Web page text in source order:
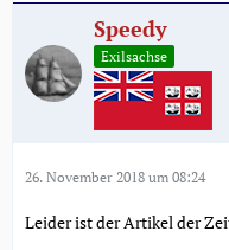
Speedy
Exilsachse
26. November 2018 um 08:24
Leider ist der Artikel der